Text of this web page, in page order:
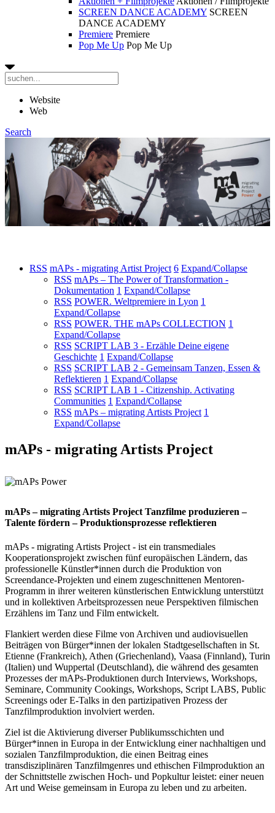
SCREEN DANCE ACADEMY SCREEN
DANCE ACADEMY
Premiere Premiere
Pop Me Up Pop Me Up
Website
Web
Search
RSS mAPs - migrating Artist Project 6 Expand/Collapse
RSS mAPs – The Power of Transformation -
Dokumentation 1 Expand/Collapse
RSS POWER. Weltpremiere in Lyon 1
Expand/Collapse
RSS POWER. THE mAPs COLLECTION 1
Expand/Collapse
RSS SCRIPT LAB 3 - Erzähle Deine eigene
Geschichte 1 Expand/Collapse
RSS SCRIPT LAB 2 - Gemeinsam Tanzen, Essen &
Reflektieren 1 Expand/Collapse
RSS SCRIPT LAB 1 - Citizenship. Activating
Communities 1 Expand/Collapse
RSS mAPs – migrating Artists Project 1
Expand/Collapse
mAPs - migrating Artists Project
mAPs – migrating Artists Project Tanzfilme produzieren –
Talente fördern – Produktionsprozesse reflektieren
mAPs - migrating Artists Project - ist ein transmediales
Kooperationsprojekt zwischen fünf europäischen Ländern, das
professionelle Künstler*innen durch die Produktion von
Screendance-Projekten und einem zugeschnittenen Mentoren-
Programm in ihrer weiteren künstlerischen Entwicklung unterstützt
und in kollektiven Arbeitsprozessen neue Perspektiven filmischen
Erzählens im Tanz und Film entwickelt.
Flankiert werden diese Filme von Archiven und audiovisuellen
Beiträgen von Bürger*innen der lokalen Stadtgesellschaften in St.
Etienne (Frankreich), Athen (Griechenland), Vaasa (Finnland), Turin
(Italien) und Wuppertal (Deutschland), die während des gesamten
Prozesses der mAPs-Produktionen durch Interviews, Workshops,
Seminare, Community Cookings, Workshops, Script LABS, Public
Screenings oder E-Talks in den partizipativen Prozess der
Tanzfilmproduktion involviert werden.
Ziel ist die Aktivierung diverser Publikumsschichten und
Bürger*innen in Europa in der Entwicklung einer nachhaltigen und
sozialen Tanzfilmproduktion, die einen Beitrag eines
transdisziplinären Tanzfilmgenres und ethischen Filmproduktion an
der Schnittstelle zwischen Hoch- und Popkultur leistet: einer neuen
Art und Weise gemeinsam in Europa zu leben und zu arbeiten.